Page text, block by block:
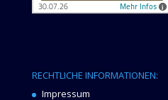
RECHTLICHE INFORMATIONEN:
Impressum